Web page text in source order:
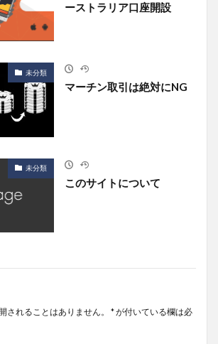
ーストラリア口座開設
未分類
マーチン取引は絶対にNG
未分類
このサイトについて
されることはありません。 *が付いている欄は必